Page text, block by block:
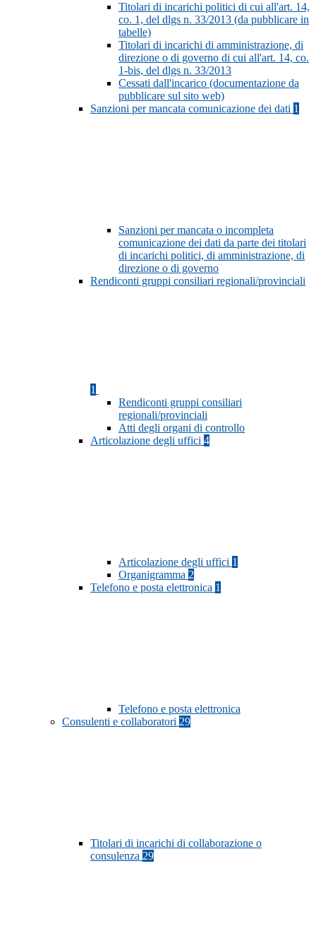
Titolari di incarichi politici di cui all'art. 14,
co. 1, del dlgs n. 33/2013 (da pubblicare in
tabelle)
Titolari di incarichi di amministrazione, di
direzione o di governo di cui all'art. 14, co.
1-bis, del dlgs n. 33/2013
Cessati dall'incarico (documentazione da
pubblicare sul sito web)
Sanzioni per mancata comunicazione dei dati 1
Sanzioni per mancata o incompleta
comunicazione dei dati da parte dei titolari
di incarichi politici, di amministrazione, di
direzione o di governo
Rendiconti gruppi consiliari regionali/provinciali
1
Rendiconti gruppi consiliari
regionali/provinciali
Atti degli organi di controllo
Articolazione degli uffici 4
Articolazione degli uffici 1
Organigramma 2
Telefono e posta elettronica 1
Telefono e posta elettronica
Consulenti e collaboratori 29
Titolari di incarichi di collaborazione o
consulenza 29